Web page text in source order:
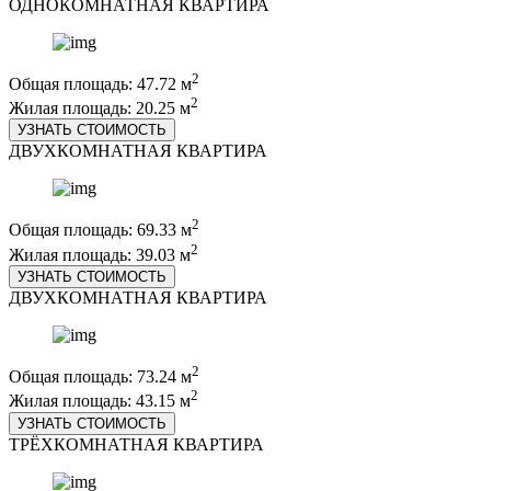
ОДНОКОМНАТНАЯ КВАРТИРА
Общая площадь: 47.72 м2
Жилая площадь: 20.25 м2
УЗНАТЬ СТОИМОСТЬ
ДВУХКОМНАТНАЯ КВАРТИРА
Общая площадь: 69.33 м2
Жилая площадь: 39.03 м2
УЗНАТЬ СТОИМОСТЬ
ДВУХКОМНАТНАЯ КВАРТИРА
Общая площадь: 73.24 м2
Жилая площадь: 43.15 м2
УЗНАТЬ СТОИМОСТЬ
ТРЁХКОМНАТНАЯ КВАРТИРА